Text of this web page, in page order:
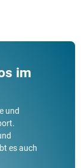
im
und
es auch